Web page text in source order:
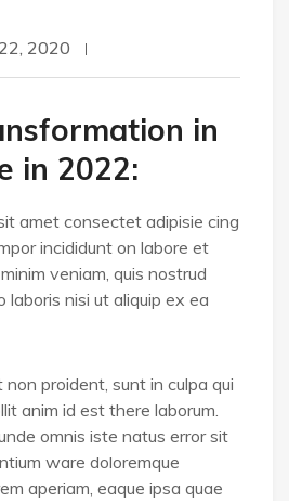
2020
in
in 2022:
amet consectet adipisie cing
incididunt on labore et
veniam, quis nostrud
laboris nisi ut aliquip ex ea
proident, sunt in culpa qui
anim id est there laborum.
omnis iste natus error sit
ware doloremque
aperiam, eaque ipsa quae